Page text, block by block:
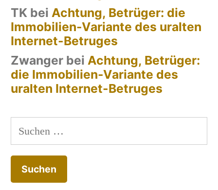
TK bei Achtung, Betrüger: die
Immobilien-Variante des uralten
Internet-Betruges
Zwanger bei Achtung, Betrüger:
die Immobilien-Variante des
uralten Internet-Betruges
Suchen
nach: